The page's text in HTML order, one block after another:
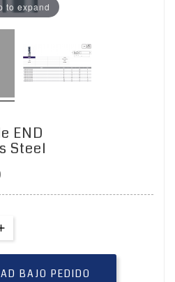
to expand
END
Steel
BAJO PEDIDO